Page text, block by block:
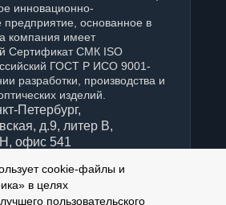
инновационно-
основанное в
компания имеет
Сертификат СМК ISO
ГОСТ Р ИСО 9001-
разработки, производства и
изделий.
Петербург,
д.9, литер В,
офис 541
76-90
cookie-файлы и
в целях
пользовательского